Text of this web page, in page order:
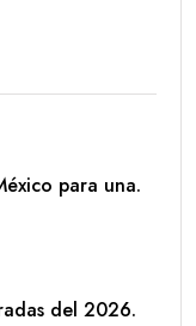
para una.
del 2026.